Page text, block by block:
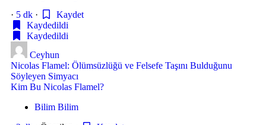
· 5 dk ·
Kaydet
Kaydedildi
Kaydedildi
Ceyhun
Nicolas Flamel: Ölümsüzlüğü ve Felsefe Taşını Bulduğunu
Söyleyen Simyacı
Kim Bu Nicolas Flamel?
Bilim Bilim